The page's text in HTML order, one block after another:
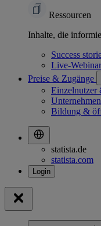
Ressourcen
Inhalte, die
Success
Live-
Preise & Zugänge
Einzelnutzer
Bildung &
statista.de
statista.com